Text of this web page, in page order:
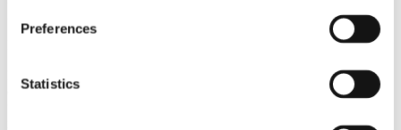
Preferences
Statistics
Il 22 febbraio alle 11.00 ForumPiscine organizza a Bologna, in
collaborazione e con il patrocinio di Federterme, il convegno